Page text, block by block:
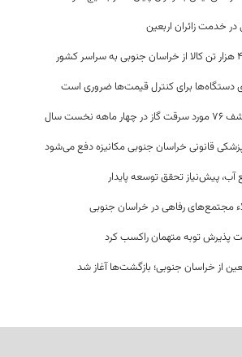
دستگاه‌ها برای کنترل قیمت‌ها ضروری است
قانونی خراسان جنوبی مکانیزه دفع می‌شود
پیش‌نیاز تحقق توسعه پایدار
مجتمع‌های رفاهی در خراسان جنوبی
پذیرش توبه متهمان راکسب کرد